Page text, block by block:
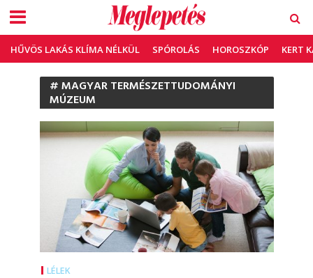
HŰVÖS LAKÁS KLÍMA NÉLKÜL SPÓROLÁS HOROSZKÓP KERT
# MAGYAR TERMÉSZETTUDOMÁNYI
MÚZEUM
LÉLEK